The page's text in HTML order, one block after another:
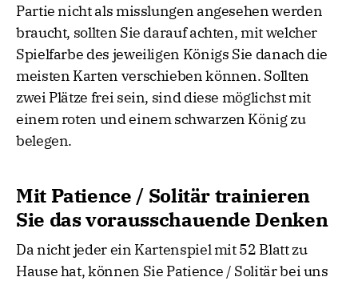
Partie nicht als misslungen angesehen werden
braucht, sollten Sie darauf achten, mit welcher
Spielfarbe des jeweiligen Königs Sie danach die
meisten Karten verschieben können. Sollten
zwei Plätze frei sein, sind diese möglichst mit
einem roten und einem schwarzen König zu
belegen.
Mit Patience / Solitär trainieren
Sie das vorausschauende Denken
Da nicht jeder ein Kartenspiel mit 52 Blatt zu
Hause hat, können Sie Patience / Solitär bei uns